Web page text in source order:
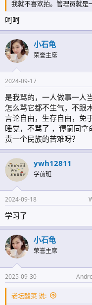
我就不喜欢拍。管理员就是
呵呵
小石龟
荣誉主席
2024-09-17
是我骂的，一人做事一人当
怎么骂它都不生气，不跟
言论自由，生存自由，免
睡觉，不骂了 ，谭嗣同
责一个民族的苦难呀？
ywh12811
学前班
2024-09-18
学习了
小石龟
荣誉主席
2025-09-30
老坛酸菜 说: